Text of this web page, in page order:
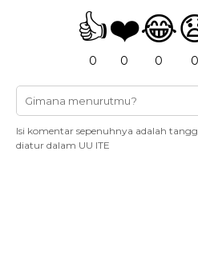
👍
0
❤️
0
😂
0 0
Isi komentar sepenuhnya adalah
diatur dalam UU ITE